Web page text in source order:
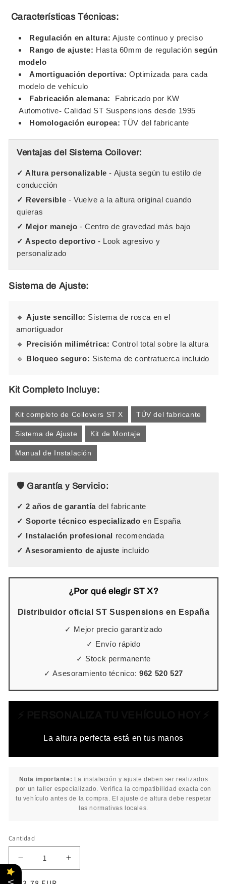
Características Técnicas:
Regulación en altura: Ajuste continuo y preciso
Rango de ajuste: Hasta 60mm de regulaciónsegún
modelo
Amortiguación deportiva: Optimizada para cada
modelo de vehículo
Fabricación alemana: Fabricado por KW
Automotive-Calidad ST Suspensions desde 1995
Homologación europea: TÜV del fabricante
Ventajas del Sistema Coilover:
✓ Altura personalizable - Ajusta según tu estilo de
conducción
✓ Reversible - Vuelve a la altura original cuando
quieras
✓ Mejor manejo - Centro de gravedad más bajo
✓ Aspecto deportivo - Look agresivo y
personalizado
Sistema de Ajuste:
🔹Ajuste sencillo: Sistema de rosca en el
amortiguador
🔹 Precisión milimétrica: Control total sobre la altura
🔹 Bloqueo seguro: Sistema de contratuerca incluido
Kit Completo Incluye:
Kit completo de Coilovers ST X TÜV del fabricante
Sistema de Ajuste Kit de Montaje
Manual de Instalación
🛡️ Garantía y Servicio:
✓ 2 años de garantía del fabricante
✓ Soporte técnico especializado en España
✓ Instalación profesional recomendada
✓ Asesoramiento de ajuste incluido
¿Por qué elegir ST X?
Distribuidor oficial ST Suspensions en España
✓ Mejor precio garantizado
✓ Envío rápido
✓ Stock permanente
✓ Asesoramiento técnico:962 520 527
La altura perfecta está en tus manos
Nota importante: La instalación y ajuste deben ser realizados
por un taller especializado. Verifica la compatibilidad exacta con
tu vehículo antes de la compra. El ajuste de altura debe respetar
las normativas locales.
Cantidad
Cantidad
Reducir
cantidad
Aumentar
cantidad